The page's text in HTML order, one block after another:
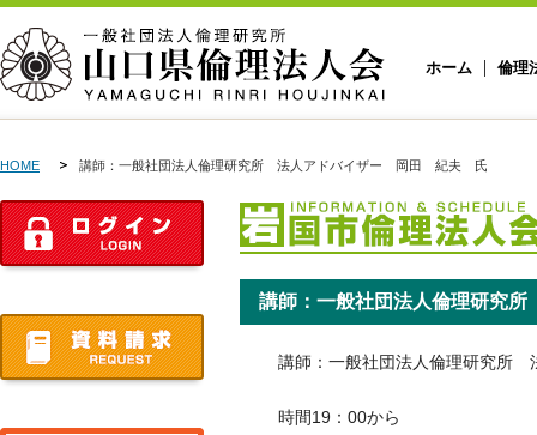
ホーム 倫理
HOME 講師：一般社団法人倫理研究所 法人アドバイザー 岡田 紀夫 氏
講師：一般社団法人倫理研
講師：一般社団法人倫理研究
時間19：00から